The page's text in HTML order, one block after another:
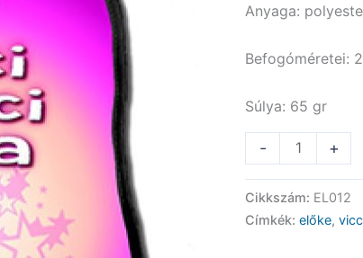
Anyaga:
Befogóméretei:
Súlya: 65 gr
-
Előke
+
Cikkszám: EL012
Címkék: előke,